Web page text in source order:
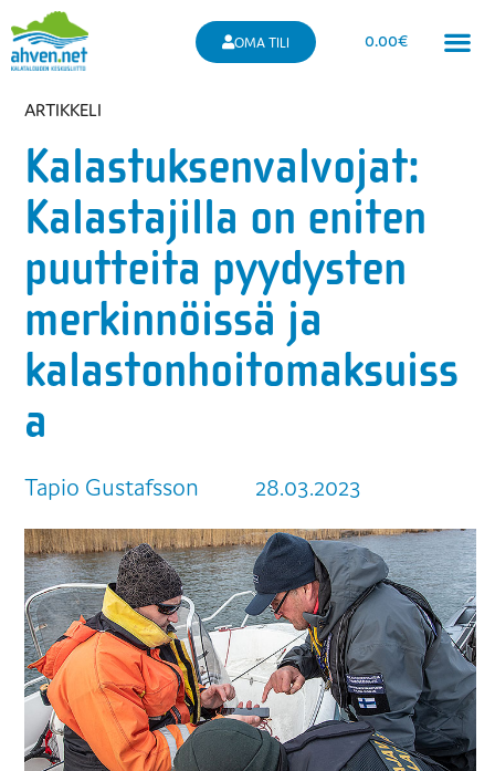
OMA TILI 0.00€
ARTIKKELI
Kalastuksenvalvojat:
Kalastajilla on eniten
puutteita pyydysten
merkinnöissä ja
kalastonhoitomaksuiss
a
Tapio Gustafsson 28.03.2023